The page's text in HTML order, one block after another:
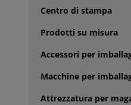
Centro di stampa
Prodotti su misura
Accessori per
Macchine per
Attrezzatura per